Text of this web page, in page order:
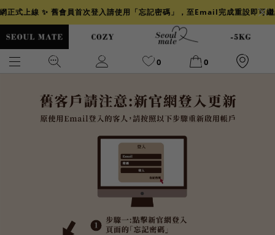
正式上線 ✨ 舊會員首次登入請使用「忘記密碼」，至Email完成重設即可
0 0
小香
牛仔裙